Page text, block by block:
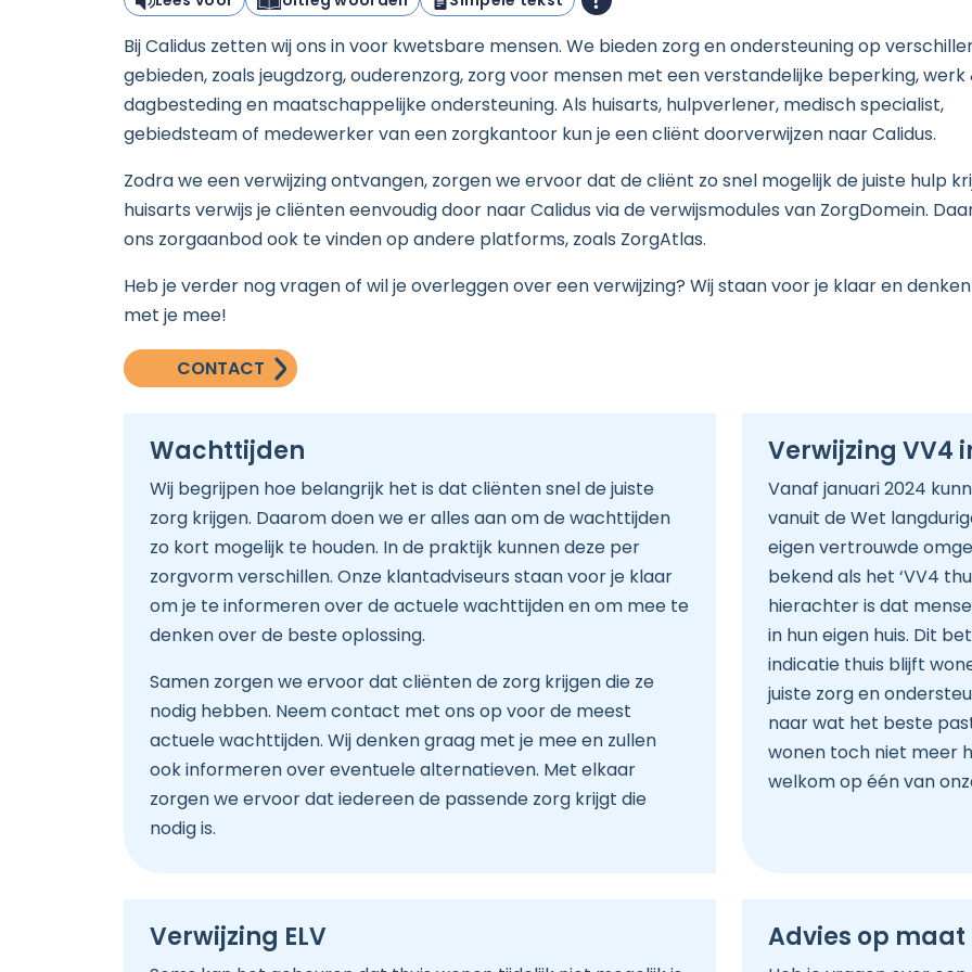
Bij Calidus zetten wij ons in voor kwetsbare mensen. We bieden zorg en ondersteuning op
gebieden, zoals jeugdzorg, ouderenzorg, zorg voor mensen met een verstandelijke beperking, werk
dagbesteding en maatschappelijke ondersteuning. Als huisarts, hulpverlener, medisch specialist,
gebiedsteam of medewerker van een zorgkantoor kun je een cliënt doorverwijzen naar Calidus.
Zodra we een verwijzing ontvangen, zorgen we ervoor dat de cliënt zo snel mogelijk de juiste hulp
huisarts verwijs je cliënten eenvoudig door naar Calidus via de verwijsmodules van ZorgDomein.
ons zorgaanbod ook te vinden op andere platforms, zoals ZorgAtlas.
Heb je verder nog vragen of wil je overleggen over een verwijzing? Wij staan voor je klaar en
met je mee!
CONTACT
Wachttijden
Wij begrijpen hoe belangrijk het is dat cliënten snel de juiste
zorg krijgen. Daarom doen we er alles aan om de wachttijden
zo kort mogelijk te houden. In de praktijk kunnen deze per
zorgvorm verschillen. Onze klantadviseurs staan voor je klaar
om je te informeren over de actuele wachttijden en om mee te
denken over de beste oplossing.
Samen zorgen we ervoor dat cliënten de zorg krijgen die ze
nodig hebben. Neem contact met ons op voor de meest
actuele wachttijden. Wij denken graag met je mee en zullen
ook informeren over eventuele alternatieven. Met elkaar
zorgen we ervoor dat iedereen de passende zorg krijgt die
nodig is.
Verwijzing VV4
Vanaf januari 2024
vanuit de Wet
eigen vertrouwde
bekend als het ‘VV4
hierachter is dat
in hun eigen huis. Dit
indicatie thuis blijft
juiste zorg en
naar wat het beste
wonen toch niet meer
welkom op één van
Verwijzing ELV Advies op maat